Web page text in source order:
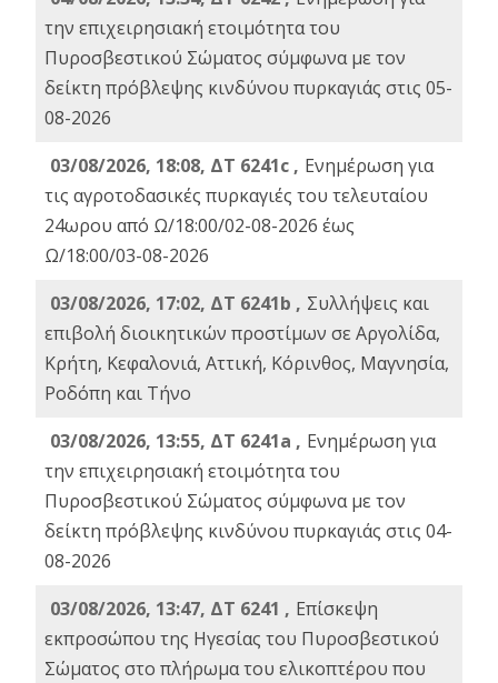
την επιχειρησιακή ετοιμότητα του
Πυροσβεστικού Σώματος σύμφωνα με τον
δείκτη πρόβλεψης κινδύνου πυρκαγιάς στις 05-
08-2026
03/08/2026, 18:08, ΔΤ 6241c , Ενημέρωση για
τις αγροτοδασικές πυρκαγιές του τελευταίου
24ωρου από Ω/18:00/02-08-2026 έως
Ω/18:00/03-08-2026
03/08/2026, 17:02, ΔΤ 6241b , Συλλήψεις και
επιβολή διοικητικών προστίμων σε Αργολίδα,
Κρήτη, Κεφαλονιά, Αττική, Κόρινθος, Μαγνησία,
Ροδόπη και Τήνο
03/08/2026, 13:55, ΔΤ 6241a , Ενημέρωση για
την επιχειρησιακή ετοιμότητα του
Πυροσβεστικού Σώματος σύμφωνα με τον
δείκτη πρόβλεψης κινδύνου πυρκαγιάς στις 04-
08-2026
03/08/2026, 13:47, ΔΤ 6241 , Επίσκεψη
εκπροσώπου της Ηγεσίας του Πυροσβεστικού
Σώματος στο πλήρωμα του ελικοπτέρου που